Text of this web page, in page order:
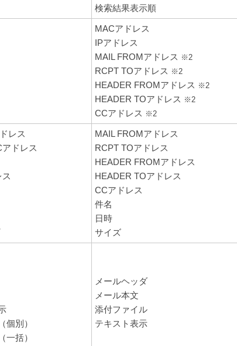
検索結果表示順
MACアドレス
IPアドレス
MAIL FROMアドレス ※2
RCPT TOアドレス ※2
HEADER FROMアドレス ※2
HEADER TOアドレス ※2
CCアドレス ※2
レス
ドレス
MAIL FROMアドレス
RCPT TOアドレス
HEADER FROMアドレス
HEADER TOアドレス
CCアドレス
件名
日時
サイズ
個別）
一括）
メールヘッダ
メール本文
添付ファイル
テキスト表示